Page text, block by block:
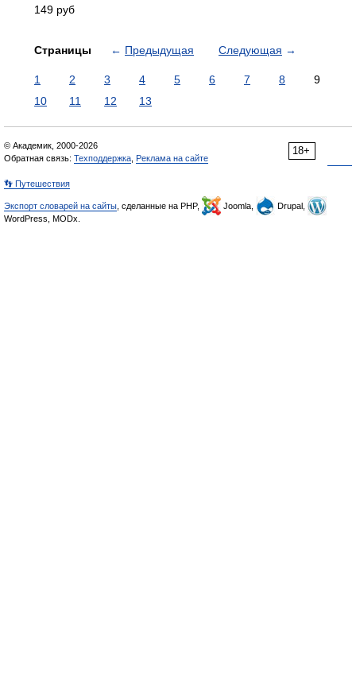
149 руб
Страницы ← Предыдущая Следующая →
1 2 3 4 5 6 7 8
9
10
11 12 13
18+
© Академик, 2000-2026
Обратная связь: Техподдержка Реклама на сайте
👣 Путешествия
Экспорт словарей на сайты , сделанные на PHP, Joomla,
Drupal,
WordPress, MODx.